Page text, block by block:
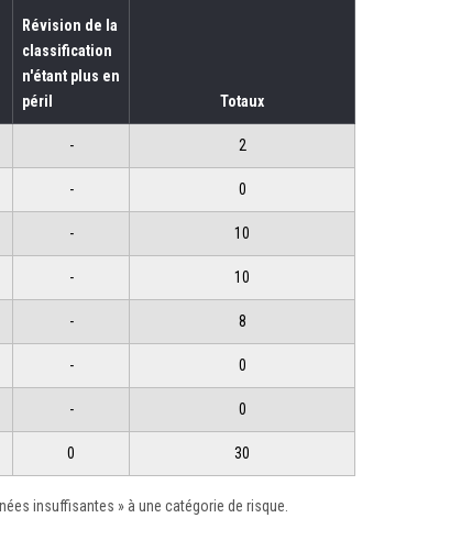
Révision de la
classification
n'étant plus en
péril
Totaux
- 2
- 0
- 10
- 10
- 8
- 0
- 0
0 30
insuffisantes » à une catégorie de risque.